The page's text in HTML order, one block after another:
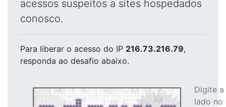
acessos suspeitos a sites hospedados
conosco.
Para liberar o acesso do IP 216.73.216.79,
responda ao desafio abaixo.
Digite
lado no